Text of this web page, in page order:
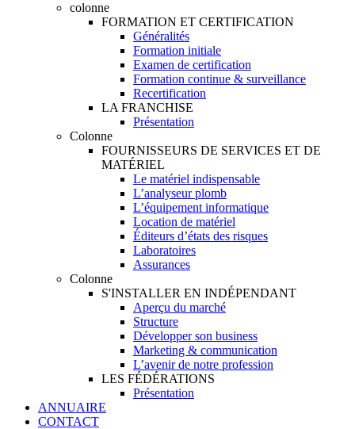
colonne
FORMATION ET CERTIFICATION
Généralités
Formation initiale
Examen de certification
Formation continue & surveillance
Recertification
LA FRANCHISE
Présentation
Colonne
FOURNISSEURS DE SERVICES ET DE
MATÉRIEL
Le matériel indispensable
L’analyseur plomb
L’équipement informatique
Location de matériel
Éditeurs d’états des risques
Laboratoires
Assurances
Colonne
S'INSTALLER EN INDÉPENDANT
Aperçu du marché
Structure
Développer son business
Marketing & communication
L’avenir de notre profession
LES FÉDÉRATIONS
Présentation
ANNUAIRE
CONTACT